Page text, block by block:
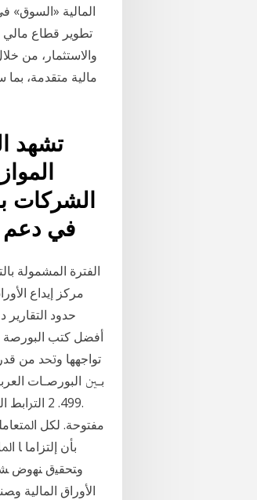
تطوير قطاع مالي
والاستثمار، من
مالية متقدمة،
تشهد
الشركات
في دعم
الفترة المشمولة
مركز إيداع
ﺗﻮاﺟﻬﻬﺎ وﲢﺪ ﻣﻦ ﻗﺪر
ﺑـﲔ اﻟﺒﻮرﺻـﺎت
.499. 2
ﺑﺄن إﻟﺘﺰاﻣﺎ ﺎ
ﻭﺘﺤﻘﻴﻕ ﻨﻬﻭﺽ
ﺍﻷﻭﺭﺍﻕ ﺍﻟﻤﺎﻟﻴﺔ